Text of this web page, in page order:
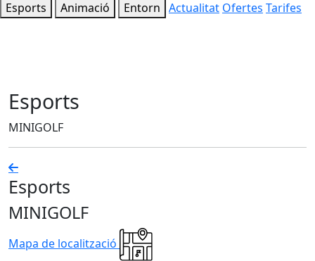
Esports
Animació Entorn Actualitat Ofertes Tarifes
Esports
MINIGOLF
Esports
MINIGOLF
Mapa de localització